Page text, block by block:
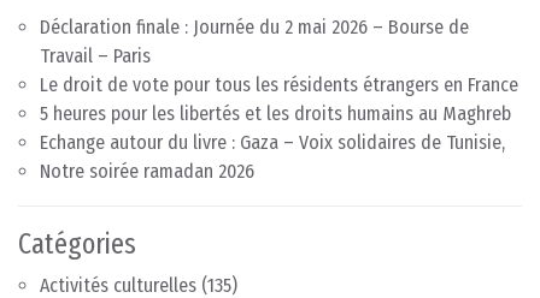
Déclaration finale : Journée du 2 mai 2026 – Bourse de
Travail – Paris
Le droit de vote pour tous les résidents étrangers en France
5 heures pour les libertés et les droits humains au Maghreb
Echange autour du livre : Gaza – Voix solidaires de Tunisie,
Notre soirée ramadan 2026
Catégories
Activités culturelles (135)